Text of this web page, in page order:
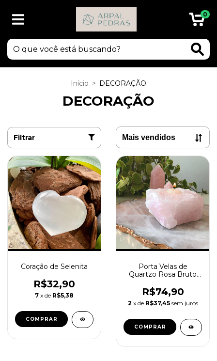
0
Início > DECORAÇÃO
DECORAÇÃO
Filtrar
Coração de Selenita
R$32,90
7 x de R$5,38
COMPRAR
Porta Velas de
Quartzo Rosa Bruto
R$74,90
2 x de R$37,45 sem juros